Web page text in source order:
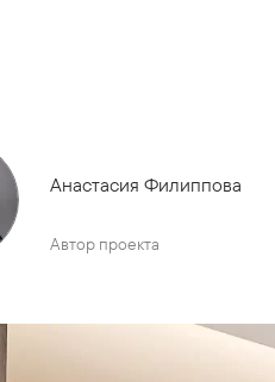
Анастасия Филиппова
Автор проекта